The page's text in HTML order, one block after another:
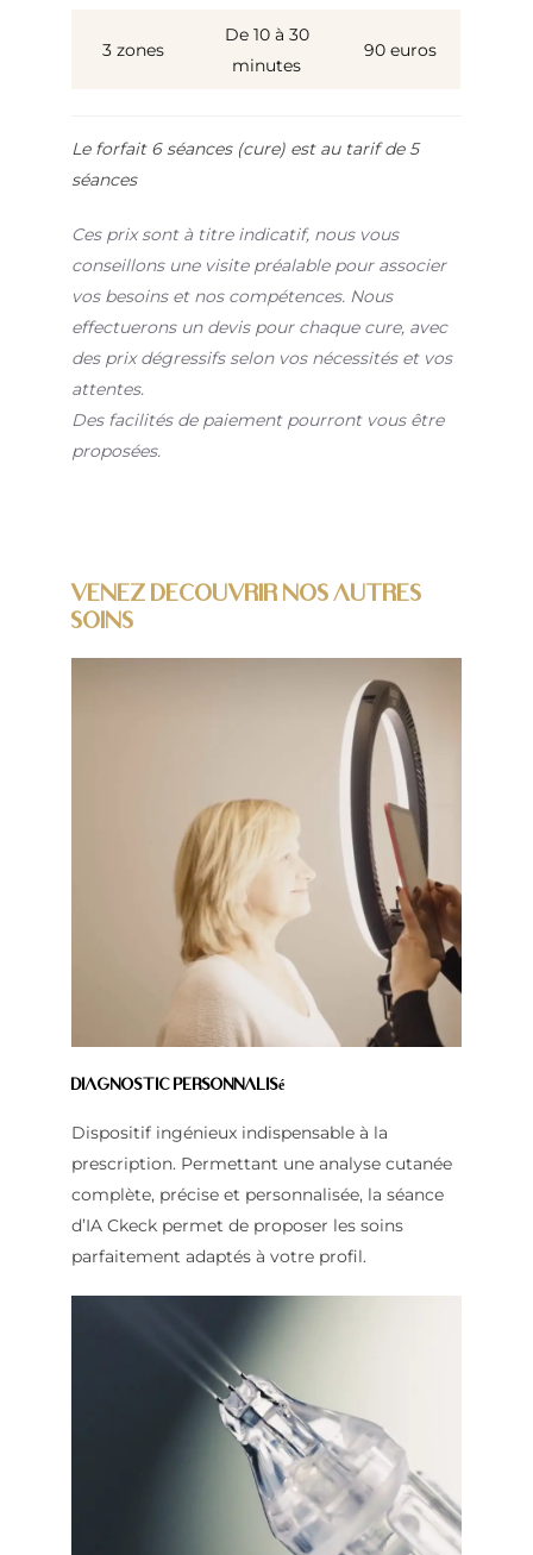
3 zones
De 10 à 30
minutes
90 euros
Le forfait 6 séances (cure) est au tarif de 5
séances
Ces prix sont à titre indicatif, nous vous
conseillons une visite préalable pour associer
vos besoins et nos compétences. Nous
effectuerons un devis pour chaque cure, avec
des prix dégressifs selon vos nécessités et vos
attentes.
Des facilités de paiement pourront vous être
proposées.
Venez decouvrir nos autres
soins
Diagnostic personnalisé
Dispositif ingénieux indispensable à la
prescription. Permettant une analyse cutanée
complète, précise et personnalisée, la séance
d’IA Ckeck permet de proposer les soins
parfaitement adaptés à votre profil.